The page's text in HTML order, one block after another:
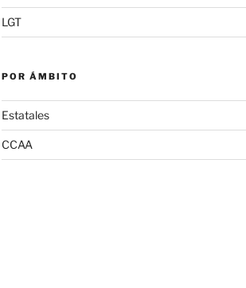
LGT
POR ÁMBITO
Estatales
CCAA